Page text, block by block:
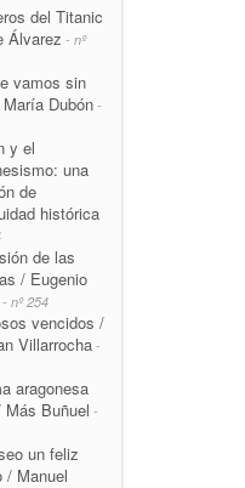
del Titanic
Álvarez - nº
vamos sin
Dubón-
y el
una
de
histórica
de las
/ Eugenio
- nº 254
vencidos /
Villarrocha-
aragonesa
Buñuel -
un feliz
/ Manuel